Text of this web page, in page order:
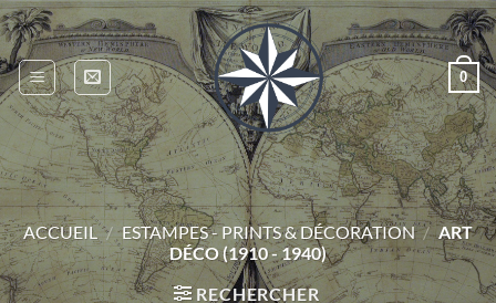
Passer
au
contenu
0
ACCUEIL / ESTAMPES - PRINTS & DÉCORATION / ART
DÉCO (1910 - 1940)
RECHERCHER